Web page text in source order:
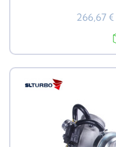
266,67 €